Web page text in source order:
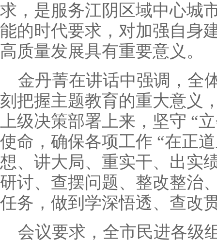
求，是服务江阴区域中心城
能的时代要求，对加强自身
高质量发展具有重要意义。
金丹菁在讲话中强调，全
刻把握主题教育的重大意义
上级决策部署上来，坚守 “
使命，确保各项工作 “在正
想、讲大局、重实干、出实
研讨、查摆问题、整改整治
任务，做到学深悟透、查改
会议要求，全市民进各级